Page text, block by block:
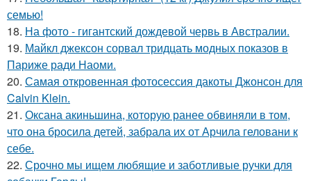
семью!
18. На фото - гигантский дождевой червь в Австралии.
19. Майкл джексон сорвал тридцать модных показов в
Париже ради Наоми.
20. Самая откровенная фотосессия дакоты Джонсон для
Calvin Klein.
21. Оксана акиньшина, которую ранее обвиняли в том,
что она бросила детей, забрала их от Арчила геловани к
себе.
22. Срочно мы ищем любящие и заботливые ручки для